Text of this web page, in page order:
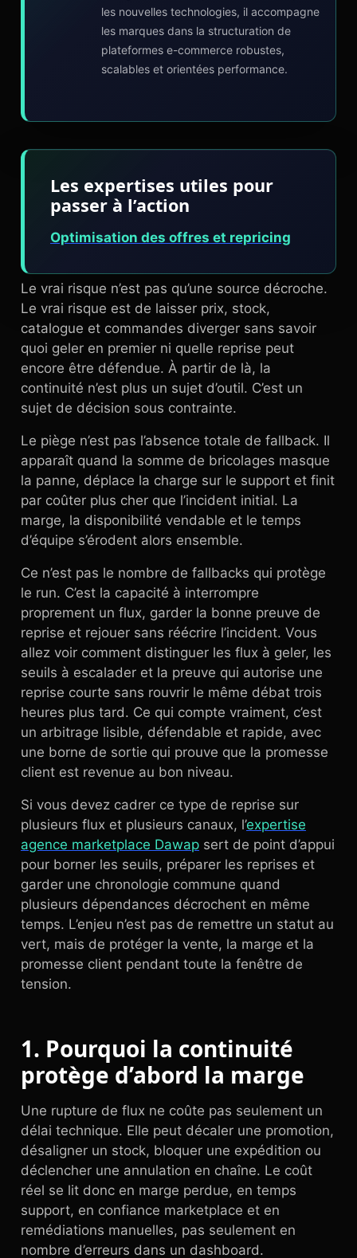
les nouvelles technologies, il accompagne
les marques dans la structuration de
plateformes e-commerce robustes,
scalables et orientées performance.
Les expertises utiles pour
passer à l’action
Optimisation des offres et repricing
Le vrai risque n’est pas qu’une source décroche.
Le vrai risque est de laisser prix, stock,
catalogue et commandes diverger sans savoir
quoi geler en premier ni quelle reprise peut
encore être défendue. À partir de là, la
continuité n’est plus un sujet d’outil. C’est un
sujet de décision sous contrainte.
Le piège n’est pas l’absence totale de fallback. Il
apparaît quand la somme de bricolages masque
la panne, déplace la charge sur le support et finit
par coûter plus cher que l’incident initial. La
marge, la disponibilité vendable et le temps
d’équipe s’érodent alors ensemble.
Ce n’est pas le nombre de fallbacks qui protège
le run. C’est la capacité à interrompre
proprement un flux, garder la bonne preuve de
reprise et rejouer sans réécrire l’incident. Vous
allez voir comment distinguer les flux à geler, les
seuils à escalader et la preuve qui autorise une
reprise courte sans rouvrir le même débat trois
heures plus tard. Ce qui compte vraiment, c’est
un arbitrage lisible, défendable et rapide, avec
une borne de sortie qui prouve que la promesse
client est revenue au bon niveau.
Si vous devez cadrer ce type de reprise sur
plusieurs flux et plusieurs canaux, l’expertise
agence marketplace Dawap sert de point d’appui
pour borner les seuils, préparer les reprises et
garder une chronologie commune quand
plusieurs dépendances décrochent en même
temps. L’enjeu n’est pas de remettre un statut au
vert, mais de protéger la vente, la marge et la
promesse client pendant toute la fenêtre de
tension.
1. Pourquoi la continuité
protège d’abord la marge
Une rupture de flux ne coûte pas seulement un
délai technique. Elle peut décaler une promotion,
désaligner un stock, bloquer une expédition ou
déclencher une annulation en chaîne. Le coût
réel se lit donc en marge perdue, en temps
support, en confiance marketplace et en
remédiations manuelles, pas seulement en
nombre d’erreurs dans un dashboard.